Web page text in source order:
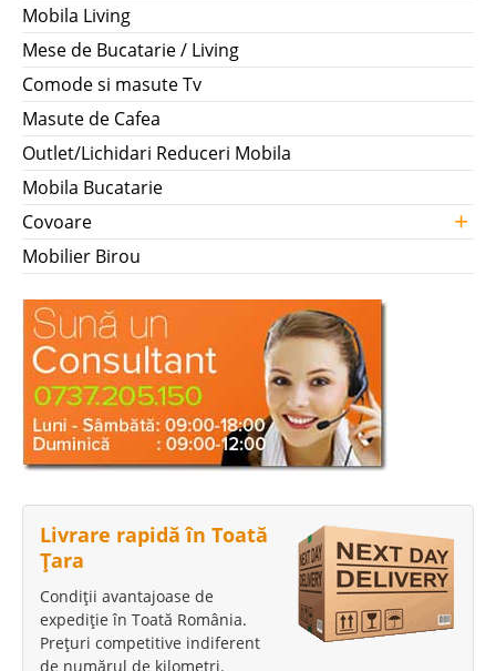
Mobila Living
Mese de Bucatarie / Living
Comode si masute Tv
Masute de Cafea
Outlet/Lichidari Reduceri Mobila
Mobila Bucatarie
Covoare
+
Mobilier Birou
Livrare rapidă în Toată
Țara
Condiții avantajoase de
expediție în Toată România.
Prețuri competitive indiferent
de numărul de kilometri.